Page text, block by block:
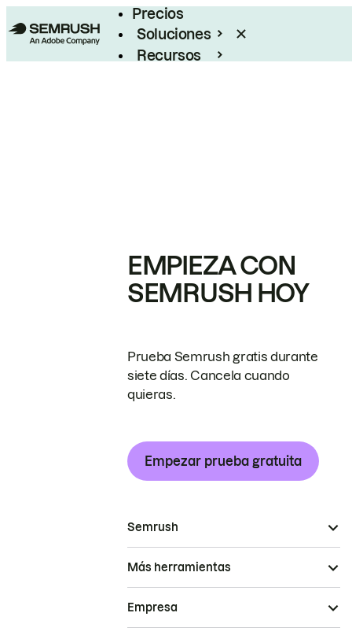
Precios
Soluciones
Recursos
EMPIEZA CON
SEMRUSH HOY
Prueba Semrush gratis durante
siete días. Cancela cuando
quieras.
Empezar prueba gratuita
Semrush
Más herramientas
Empresa